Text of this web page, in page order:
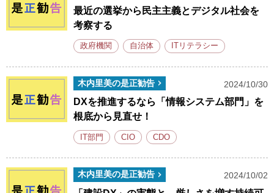
最近の選挙から民主主義とデジタル社会を
考察する
政府機関 自治体 ITリテラシー
木内里美の是正勧告 2024/10/30
DXを推進するなら「情報システム部門」を
根底から見直せ！
IT部門 CIO CDO
木内里美の是正勧告 2024/10/02